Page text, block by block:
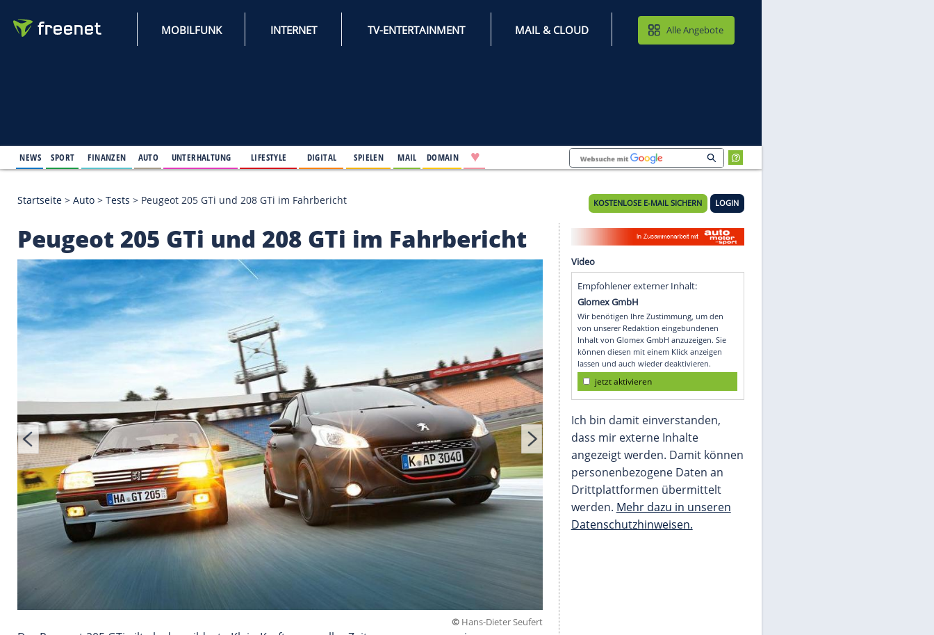
MOBILFUNK INTERNET TV-ENTERTAINMENT MAIL & CLOUD
KOSTENLOSE E-MAIL SICHERN
Startseite >Auto >Tests >Peugeot 205 GTi und 208 GTi im Fahrbericht
Peugeot 205 GTi und 208 GTi im Fahrbericht
Video
Empfohlener externer Inhalt:
Glomex GmbH
können diesen mit einem Klick anzeigen
lassen und auch wieder deaktivieren.
jetzt aktivieren
Ich bin damit einverstanden,
dass mir externe Inhalte